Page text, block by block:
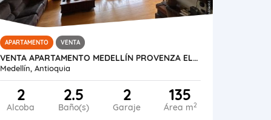
APARTAMENTO VENTA
VENTA APARTAMENTO MEDELLÍN PROVENZA EL POBLADO
Medellín, Antioquia
2
Alcoba
2.5
Baño(s)
2
Garaje
135
Área m2